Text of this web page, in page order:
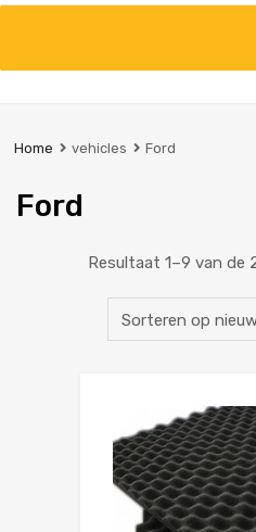
de
Home vehicles Ford
Ford
Resultaat 1–9 van